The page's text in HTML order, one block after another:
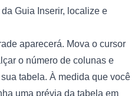
da Guia Inserir, localize e
aparecerá. Mova o cursor
o número de colunas e
tabela. À medida que você
uma prévia da tabela em